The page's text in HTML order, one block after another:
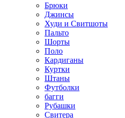
Брюки
Джинсы
Худи и Свитшоты
Пальто
Шорты
Поло
Кардиганы
Куртки
Штаны
Футболки
багги
Рубашки
Свитера